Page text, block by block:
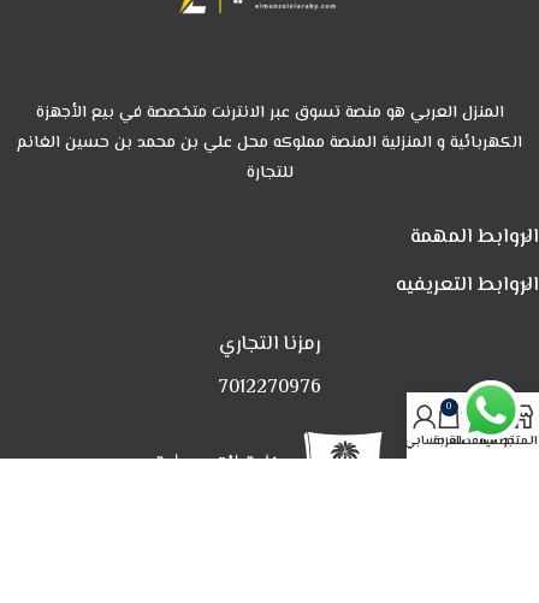
المنزل العربي هو منصة تسوق عبر الانترنت متخصصة في بيع الأجهزة
الكهربائية و المنزلية المنصة مملوكه محل علي بن محمد بن حسين الغانم
للتجارة
الروابط المهمة
الروابط التعريفيه
رمزنا التجاري
7012270976
المتجرتصفيةالمفضلة
0
العربةحسابي